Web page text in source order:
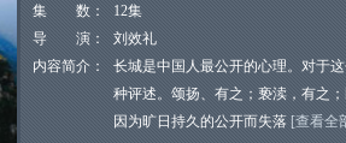
集 数：
12集
导 演：
刘效礼
内容简介：
长城是中国人最公开的心理。对于
种评述。颂扬、有之；亵渎，有之
因为旷日持久的公开而失落 [查看全